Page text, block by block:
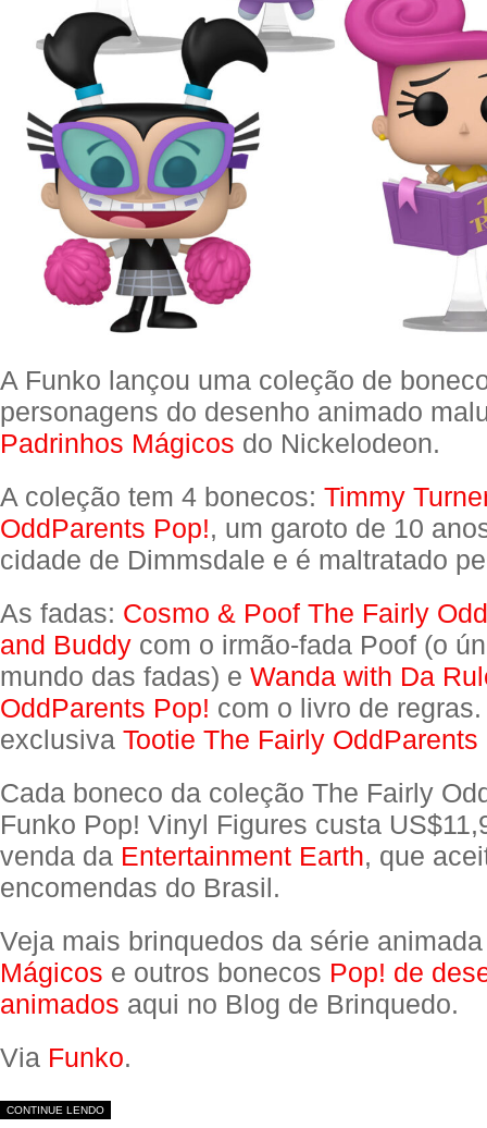
A Funko lançou uma coleção de
personagens do desenho animado
Padrinhos Mágicos do Nickelodeon.
A coleção tem 4 bonecos: Timmy
OddParents Pop!, um garoto de 10
cidade de Dimmsdale e é maltratado
As fadas: Cosmo & Poof The Fairly
and Buddy com o irmão-fada Poof (o
mundo das fadas) e Wanda with Da
OddParents Pop! com o livro de
exclusiva Tootie The Fairly OddParents
Cada boneco da coleção The Fairly
Funko Pop! Vinyl Figures custa
venda da Entertainment Earth, que
encomendas do Brasil.
Veja mais brinquedos da série
Mágicos e outros bonecos Pop! de
animados aqui no Blog de Brinquedo.
Via Funko.
CONTINUE LENDO